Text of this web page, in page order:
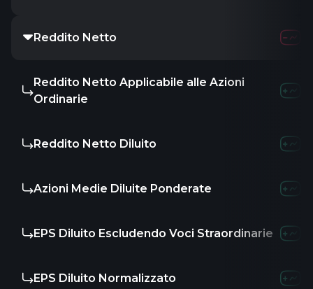
Reddito Netto 4.75B
Reddito Netto Applicabile alle Azioni
Ordinarie
Reddito Netto Diluito
Azioni Medie Diluite Ponderate --
EPS Diluito Escludendo Voci Straordinarie - -
EPS Diluito Normalizzato